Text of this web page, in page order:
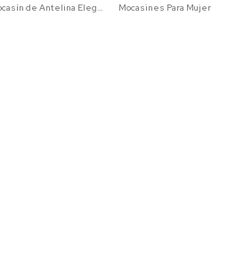
Mocasines Para Mujer